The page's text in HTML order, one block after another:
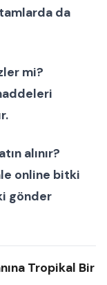
da
mi?
alınır?
online bitki
gönder
Tropikal Bir